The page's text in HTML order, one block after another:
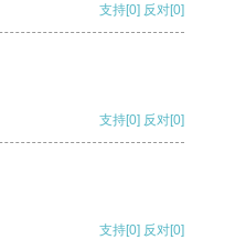
支持[0] 反对[0]
支持[0] 反对[0]
支持[0] 反对[0]